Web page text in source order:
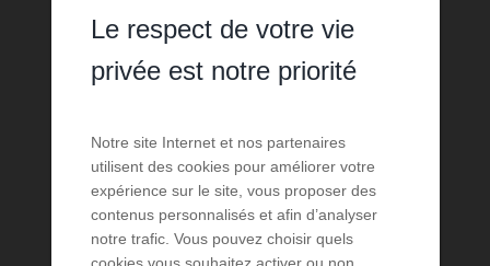
Le respect de votre vie
privée est notre priorité
Notre site Internet et nos partenaires
utilisent des cookies pour améliorer votre
expérience sur le site, vous proposer des
contenus personnalisés et afin d’analyser
notre trafic. Vous pouvez choisir quels
cookies vous souhaitez activer ou non.